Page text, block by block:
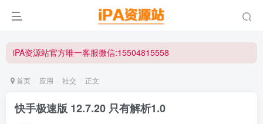
iPA资源站官方唯一客服微信:15504815558
iPA资源站官方唯一客服微信:15504815558
首页 应用 社交 正文
快手极速版 12.7.20 只有解析1.0